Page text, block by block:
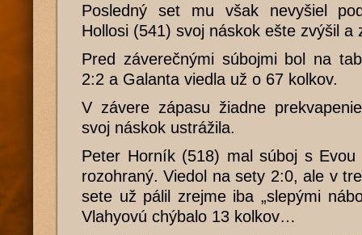
Posledný set mu však nevyšiel
Hollosi (541) svoj náskok ešte zvýšil a
Pred záverečnými súbojmi bol na
2:2 a Galanta viedla už o 67 kolkov.
V závere zápasu žiadne
svoj náskok ustrážila.
Peter Horník (518) mal súboj s Evou
rozohraný. Viedol na sety 2:0, ale v
sete už pálil zrejme iba „slepými
Vlahyovú chýbalo 13 kolkov…